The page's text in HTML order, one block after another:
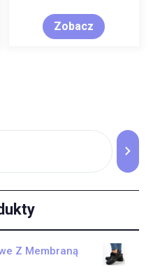
Zobacz
Z Membraną